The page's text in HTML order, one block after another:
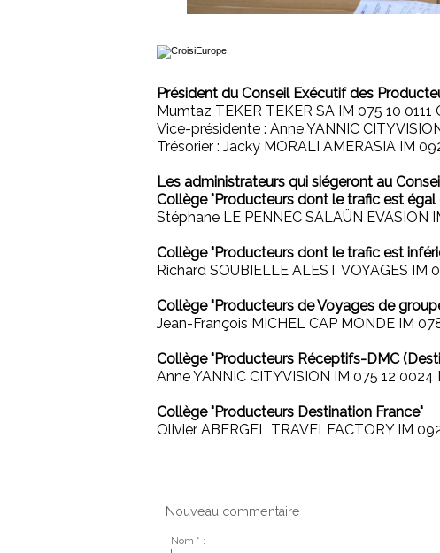
Président du Conseil Exécutif des
Mumtaz TEKER TEKER SA IM 075 10
Vice-présidente : Anne YANNIC
Trésorier : Jacky MORALI AMERASIA IM
Les administrateurs qui siégeront au
Collège "Producteurs dont le trafic est
Stéphane LE PENNEC SALAÜN EVASION
Collège "Producteurs dont le trafic est
Richard SOUBIELLE ALEST VOYAGES IM
Collège "Producteurs de Voyages de
Jean-François MICHEL CAP MONDE IM
Collège "Producteurs Réceptifs-DMC
Anne YANNIC CITYVISION IM 075 12
Collège "Producteurs Destination France"
Olivier ABERGEL TRAVELFACTORY IM
Nouveau commentaire :
Nom * :